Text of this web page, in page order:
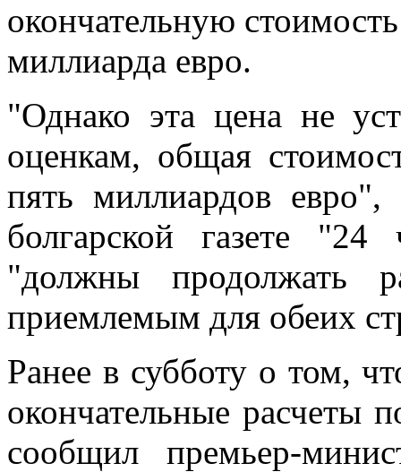
окончательную
миллиарда евро.
"Однако эта цена не
оценкам, общая
пять миллиардов
болгарской газете
"должны продолжать
приемлемым для обеих
Ранее в субботу о том,
окончательные расчеты
сообщил премьер-